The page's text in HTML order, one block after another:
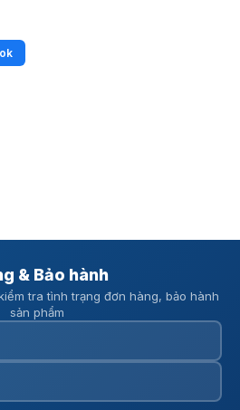
& Bảo hành
tra tình trạng đơn hàng, bảo hành
sản phẩm